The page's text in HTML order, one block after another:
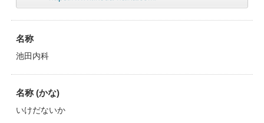
名称
池田内科
名称 (かな)
いけだないか